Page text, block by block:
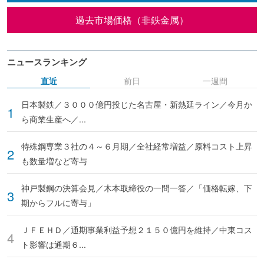
過去市場価格（非鉄金属）
ニュースランキング
直近
日本製鉄／３０００億円投じた名古屋・新熱延ライン／今月か
ら商業生産へ／...
特殊鋼専業３社の４～６月期／全社経常増益／原料コスト上昇
も数量増など寄与
神戸製鋼の決算会見／木本取締役の一問一答／「価格転嫁、下
期からフルに寄与」
ＪＦＥＨＤ／通期事業利益予想２１５０億円を維持／中東コス
ト影響は通期６...
前日 一週間